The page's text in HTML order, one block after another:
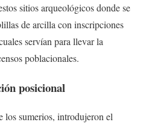
sitios arqueológicos donde se
de arcilla con inscripciones
servían para llevar la
poblacionales.
posicional
los sumerios, introdujeron el